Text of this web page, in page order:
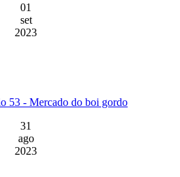
01
set
2023
53 - Mercado do boi gordo
31
ago
2023